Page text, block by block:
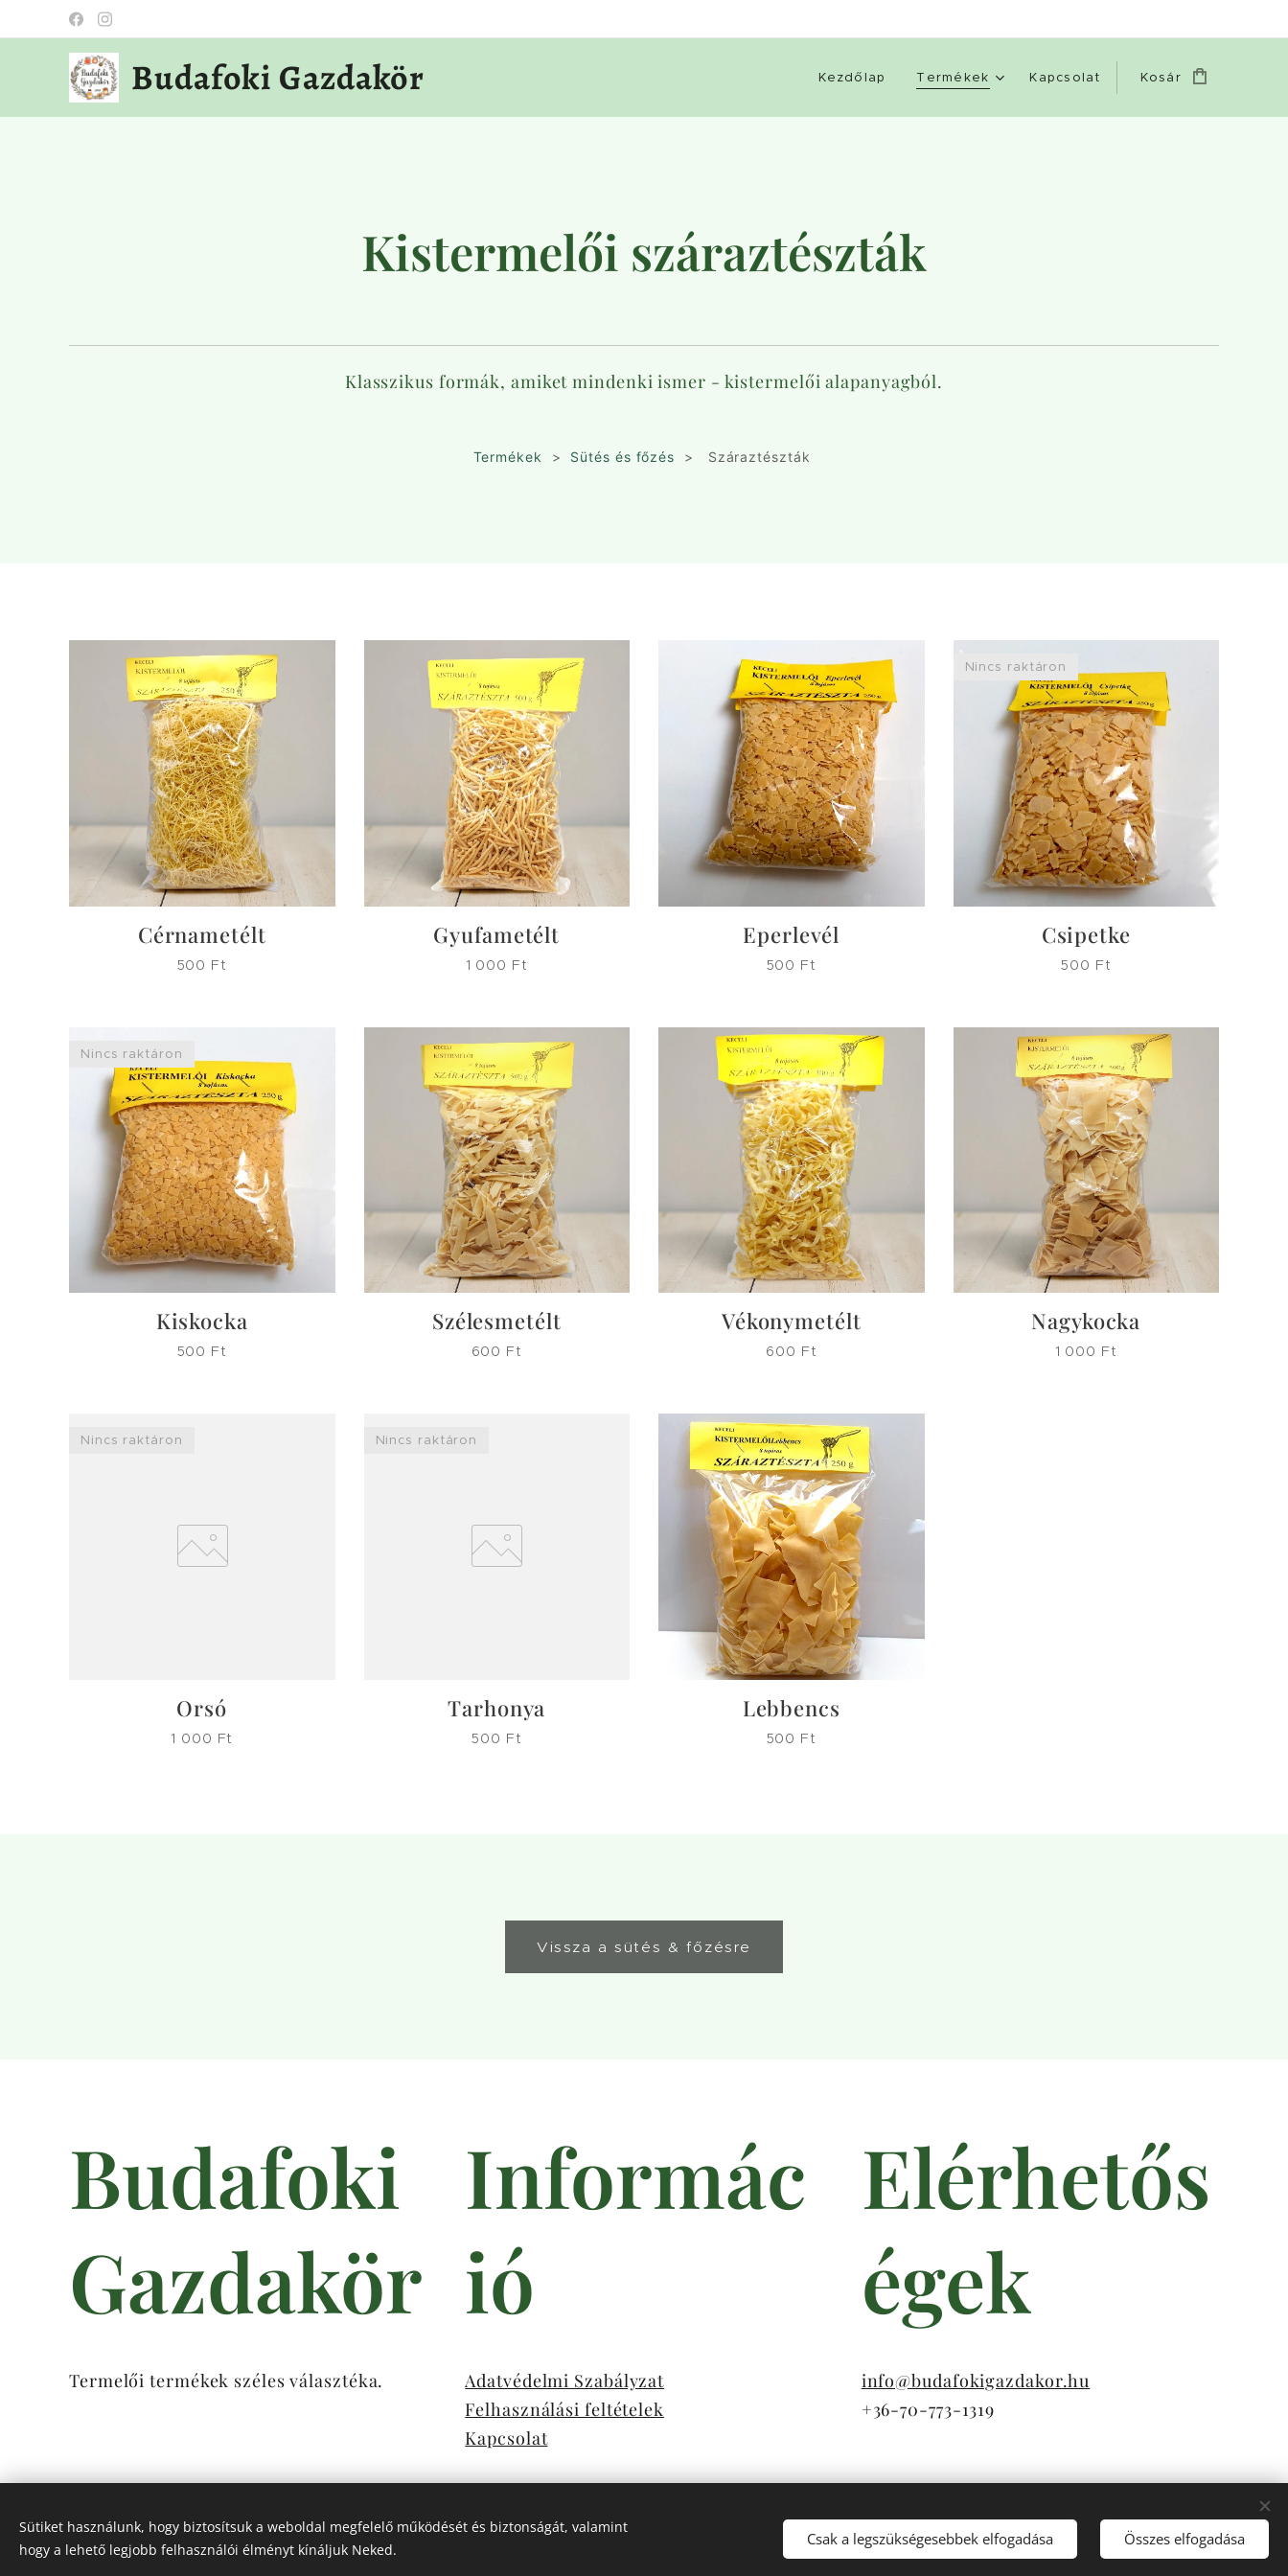
Budafoki Gazdakör Kezdőlap Termékek Kapcsolat Kosár
Kistermelői száraztészták
Klasszikus formák, amiket mindenki ismer - kistermelői alapanyagból.
Termékek > Sütés és főzés > Száraztészták
Cérnametélt
500 Ft
Gyufametélt
1 000 Ft
Eperlevél
500 Ft
Csipetke
Nincs raktáron
500 Ft
Kiskocka
Nincs raktáron
500 Ft
Szélesmetélt
600 Ft
Vékonymetélt
600 Ft
Nagykocka
1 000 Ft
Orsó
Nincs raktáron
1 000 Ft
Tarhonya
Nincs raktáron
500 Ft
Lebbencs
500 Ft
Vissza a sütés & főzésre
Budafoki
Gazdakör
Termelői termékek széles választéka.
Informác
ió
Adatvédelmi Szabályzat
Felhasználási feltételek
Kapcsolat
Elérhetős
égek
info@budafokigazdakor.hu
+36-70-773-1319
Sütiket használunk, hogy biztosítsuk a weboldal megfelelő működését és biztonságát, valamint
hogy a lehető legjobb felhasználói élményt kínáljuk Neked.
Csak a legszükségesebbek elfogadása Összes elfogadása